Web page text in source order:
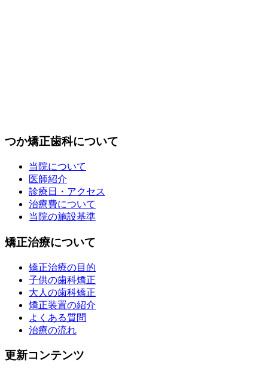
つか矯正歯科について
当院について
医師紹介
診療日・アクセス
治療費について
当院の施設基準
矯正治療について
矯正治療の目的
子供の歯科矯正
大人の歯科矯正
矯正装置の紹介
よくある質問
治療の流れ
更新コンテンツ